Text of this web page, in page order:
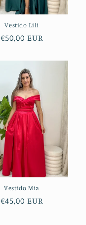
Vestido Lili
Preço
€50,00 EUR
Vestido Mia
Preço
€45,00 EUR